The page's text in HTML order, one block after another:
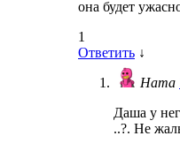
она будет
1
Ответить ↓
Ната
Даша у
..?. Не